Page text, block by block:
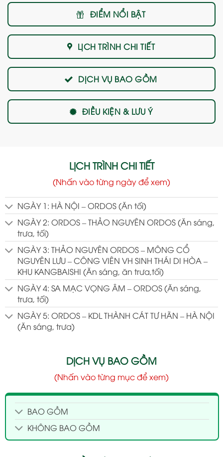
LỊCH TRÌNH CHI TIẾT
(Nhấn vào từng ngày để xem)
NGÀY 1: HÀ NỘI – ORDOS (Ăn tối)
NGÀY 2: ORDOS – THẢO NGUYÊN ORDOS (Ăn sáng,
trưa, tối)
NGÀY 3: THẢO NGUYÊN ORDOS – MÔNG CỔ
NGUYÊN LƯU – CÔNG VIÊN VH SINH THÁI DI HÒA –
KHU KANGBAISHI (Ăn sáng, ăn trưa,tối)
NGÀY 4: SA MẠC VỌNG ÂM – ORDOS (Ăn sáng,
trưa, tối)
NGÀY 5: ORDOS – KDL THÀNH CÁT TƯ HÃN – HÀ NỘI
(Ăn sáng, trưa)
DỊCH VỤ BAO GỒM
(Nhấn vào từng mục để xem)
BAO GỒM
KHÔNG BAO GỒM
ĐIỂM NỔI BẬT
LỊCH TRÌNH CHI TIẾT
DỊCH VỤ BAO GỒM
ĐIỀU KIỆN & LƯU Ý